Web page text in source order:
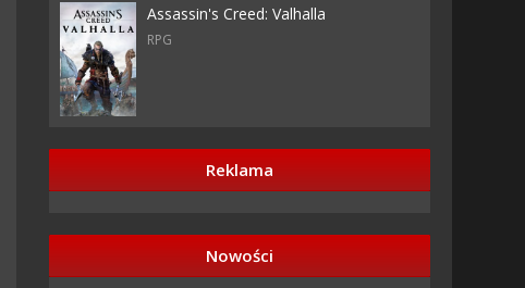
Assassin's Creed: Valhalla
RPG
Reklama
Nowości